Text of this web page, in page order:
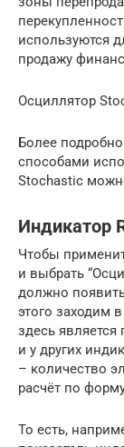
используются
продажу
Осциллятор
Более
способами
Stochastic
Индикатор
Чтобы
и выбрать
должно
этого заходим
здесь
и у других
– количество
расчёт по
То есть,